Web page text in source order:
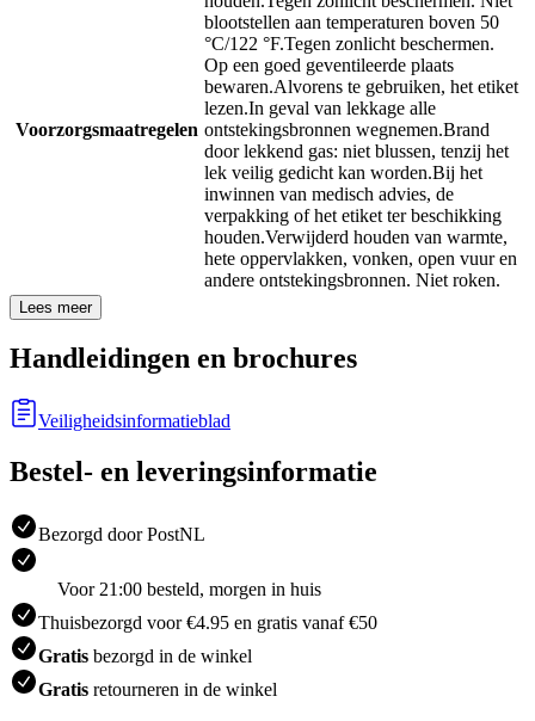
Voorzorgsmaatregelen
blootstellen aan temperaturen boven 50
°C/122 °F.Tegen zonlicht beschermen.
Op een goed geventileerde plaats
bewaren.Alvorens te gebruiken, het etiket
lezen.In geval van lekkage alle
ontstekingsbronnen wegnemen.Brand
door lekkend gas: niet blussen, tenzij het
lek veilig gedicht kan worden.Bij het
inwinnen van medisch advies, de
verpakking of het etiket ter beschikking
houden.Verwijderd houden van warmte,
hete oppervlakken, vonken, open vuur en
andere ontstekingsbronnen. Niet roken.
Lees meer
Handleidingen en brochures
Veiligheidsinformatieblad
Bestel- en leveringsinformatie
Bezorgd door PostNL
Voor 21:00 besteld, morgen in huis
Thuisbezorgd voor €4.95 en gratis vanaf €50
Gratis bezorgd in de winkel
Gratis retourneren in de winkel